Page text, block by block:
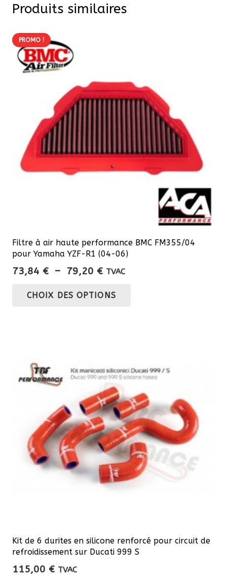
Produits similaires
PROMO !
Filtre à air haute performance BMC FM355/04
pour Yamaha YZF-R1 (04-06)
73,84 € – 79,20 €Plage
prix :
TVAC
CHOIX DES OPTIONS
options
être
choisies
sur
la
page
du
Kit de 6 durites en silicone renforcé pour circuit de
refroidissement sur Ducati 999 S
115,00 € TVAC